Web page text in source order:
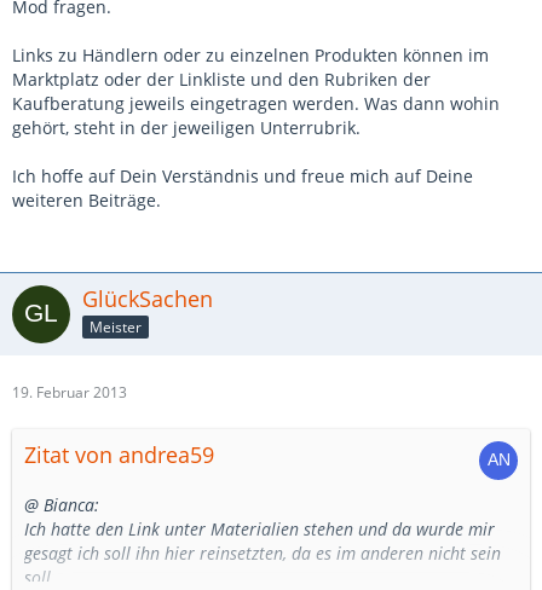
Mod fragen.
Links zu Händlern oder zu einzelnen Produkten können im
Marktplatz oder der Linkliste und den Rubriken der
Kaufberatung jeweils eingetragen werden. Was dann wohin
gehört, steht in der jeweiligen Unterrubrik.
Ich hoffe auf Dein Verständnis und freue mich auf Deine
weiteren Beiträge.
GlückSachen
Meister
19. Februar 2013
Zitat von andrea59
@ Bianca:
Ich hatte den Link unter Materialien stehen und da wurde mir
gesagt ich soll ihn hier reinsetzten, da es im anderen nicht sein
soll.